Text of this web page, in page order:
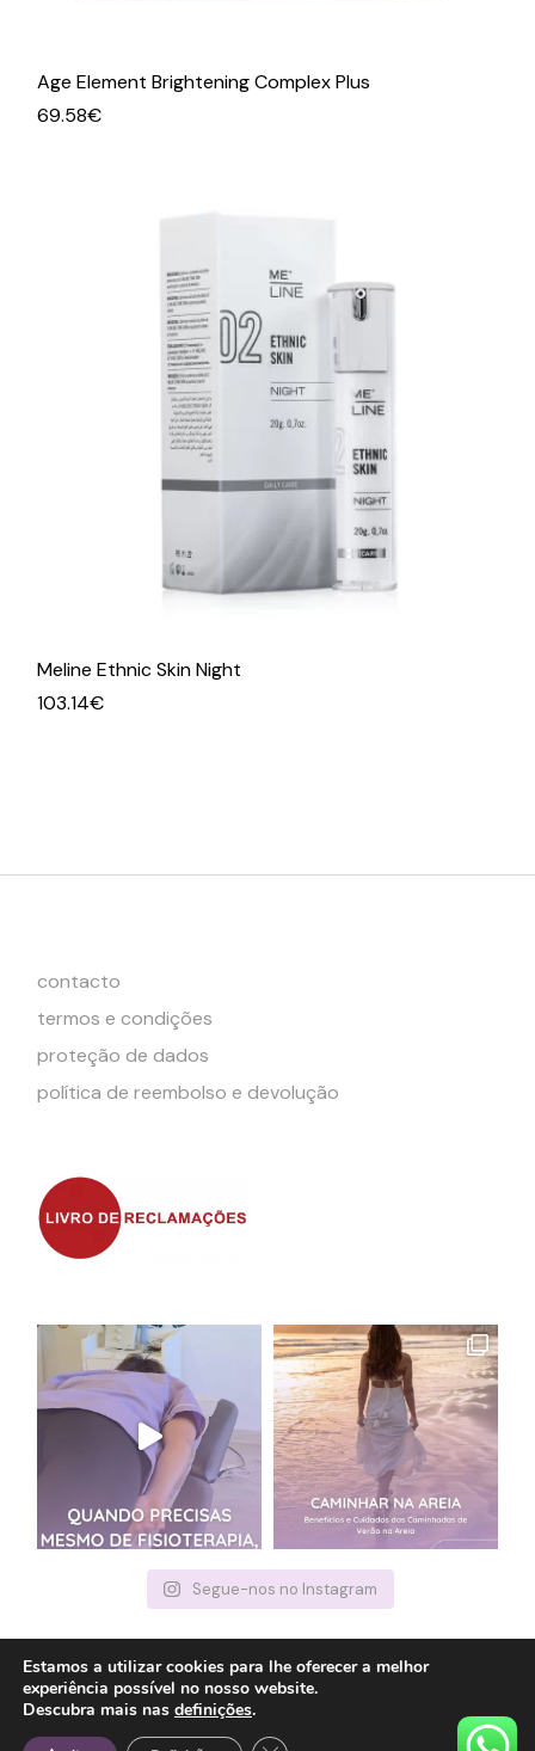
Age Element Brightening Complex Plus
69.58€
Meline Ethnic Skin Night
103.14€
contacto
termos e condições
proteção de dados
política de reembolso e devolução
Segue-nos no Instagram
© 2022 Cláudia Carreira, Todos os Direitos Reservados
Estamos a utilizar cookies para lhe oferecer a melhor
experiência possível no nosso website.
Descubra mais nas definições.